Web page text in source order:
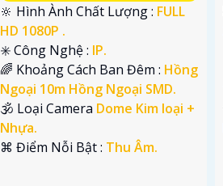
🔆 Hình Ành Chất Lượng : FULL
HD 1080P .
✳️ Công Nghệ : IP.
🌈 Khoảng Cách Ban Đêm : Hồng
Ngoại 10m Hồng Ngoại SMD.
🕉️ Loại Camera Dome Kim loại +
Nhựa.
️⌘ Điểm Nỗi Bật : Thu Âm.